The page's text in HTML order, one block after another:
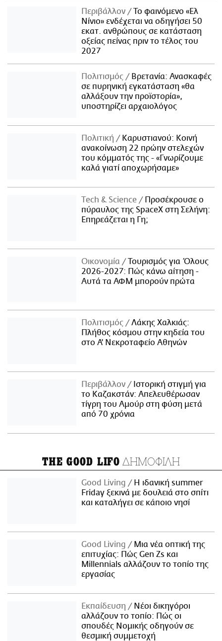
Περιβάλλον
Το φαινόμενο «Ελ
Νίνιο» ενδέχεται να οδηγήσει 50
εκατ. ανθρώπους σε κατάσταση
οξείας πείνας πριν το τέλος του
2027
Πολιτισμός
Βρετανία: Ανασκαφές
σε πυρηνική εγκατάσταση «θα
αλλάξουν την προϊστορία»,
υποστηρίζει αρχαιολόγος
Πολιτική
Καρυστιανού: Κοινή
ανακοίνωση 22 πρώην στελεχών
του κόμματός της - «Γνωρίζουμε
καλά γιατί αποχωρήσαμε»
Τech & Science
Προσέκρουσε ο
πύραυλος της SpaceX στη Σελήνη:
Επηρεάζεται η Γη;
Οικονομία
Τουρισμός για Όλους
2026-2027: Πώς κάνω αίτηση -
Αυτά τα ΑΦΜ μπορούν πρώτα
Πολιτισμός
Λάκης Χαλκιάς:
Πλήθος κόσμου στην κηδεία του
στο Α' Νεκροταφείο Αθηνών
Περιβάλλον
Ιστορική στιγμή για
το Καζακστάν: Απελευθέρωσαν
τίγρη του Αμούρ στη φύση μετά
από 70 χρόνια
THE GOOD LIFO ΔΗΜΟΦΙΛΗ
Good Living
Η ιδανική summer
Friday ξεκινά με δουλειά στο σπίτι
και καταλήγει σε κάποιο νησί
Good Living
Μια νέα οπτική της
επιτυχίας: Πώς Gen Zs και
Millennials αλλάζουν το τοπίο της
εργασίας
Εκπαίδευση
Νέοι δικηγόροι
αλλάζουν το τοπίο: Πώς οι
σπουδές Νομικής οδηγούν σε
θεσμική συμμετοχή